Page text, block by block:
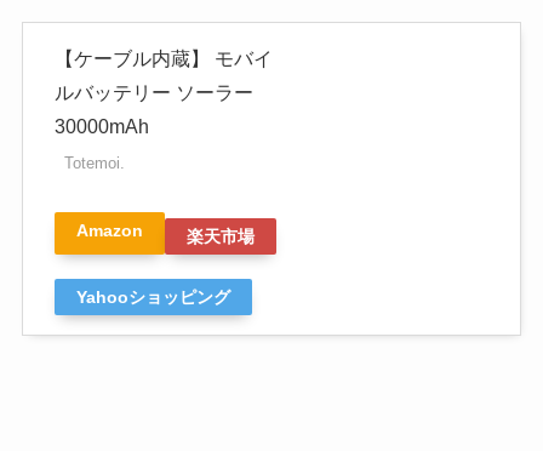
【ケーブル内蔵】 モバイ
ルバッテリー ソーラー
30000mAh
Totemoi.
Amazon 楽天市場
Yahooショッピング